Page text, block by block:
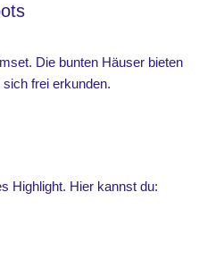
Die bunten Häuser bieten
frei erkunden.
Highlight. Hier kannst du: